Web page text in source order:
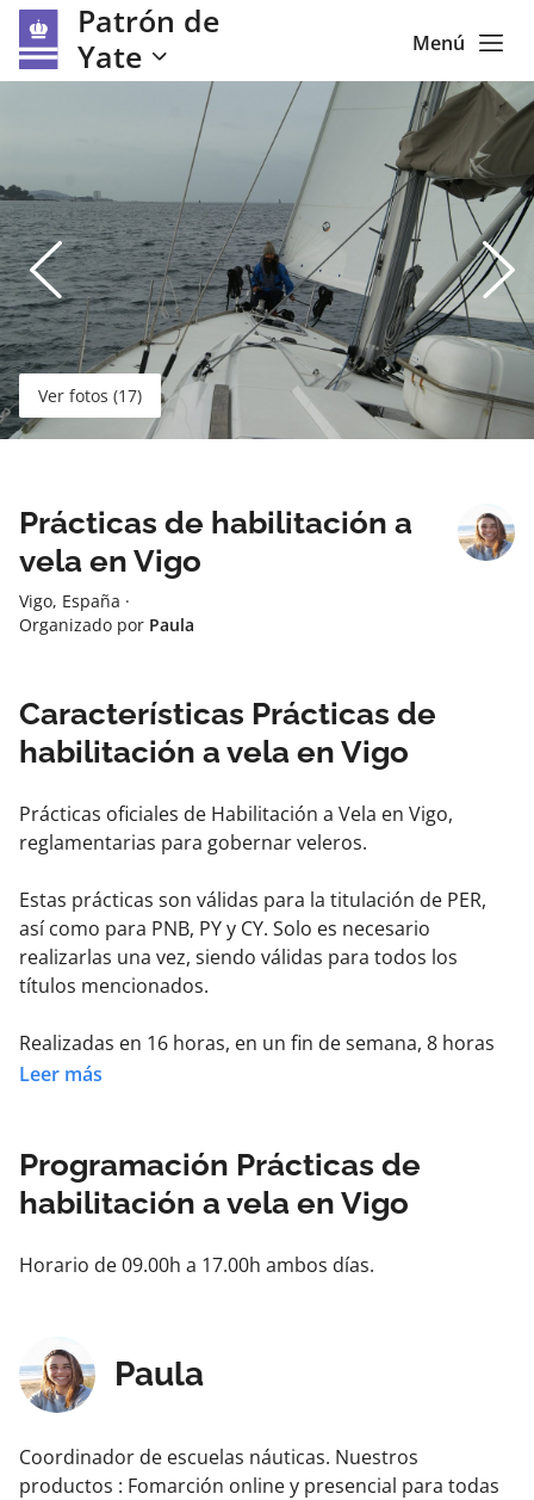
Patrón de
Yate
Menú
Ver fotos (17)
Prácticas de habilitación a
vela en Vigo
Vigo, España ·
Organizado por Paula
Características Prácticas de
habilitación a vela en Vigo
Prácticas oficiales de Habilitación a Vela en Vigo,
reglamentarias para gobernar veleros.
Estas prácticas son válidas para la titulación de PER,
así como para PNB, PY y CY. Solo es necesario
realizarlas una vez, siendo válidas para todos los
títulos mencionados.
Realizadas en 16 horas, en un fin de semana, 8 horas
sábado y 8 horas domingo.
Leer más
Programación Prácticas de
habilitación a vela en Vigo
Horario de 09.00h a 17.00h ambos días.
Paula
Coordinador de escuelas náuticas. Nuestros
productos : Fomarción online y presencial para todas